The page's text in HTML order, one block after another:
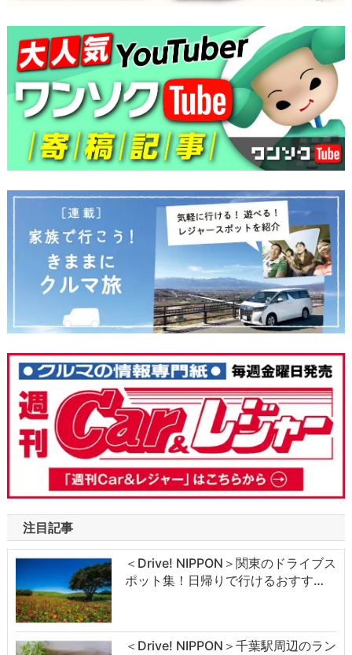
注目記事
＜Drive! NIPPON＞関東のドライブス
ポット集！日帰りで行けるおすす…
＜Drive! NIPPON＞千葉駅周辺のラン